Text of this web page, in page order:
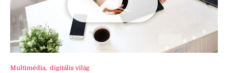
Multimédia, digitális világ